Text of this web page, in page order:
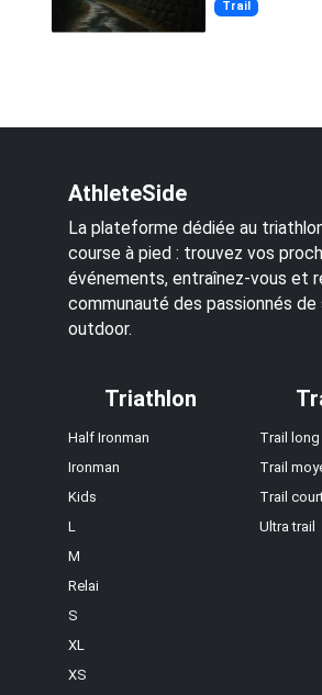
Trail
AthleteSide
La plateforme dédiée au
course à pied : trouvez vos
événements, entraînez-vous et
communauté des passionnés
outdoor.
Triathlon
Half Ironman
Ironman
Kids
L
M
Relai
S
XL
XS
Trail long
Trail
Trail
Ultra trail